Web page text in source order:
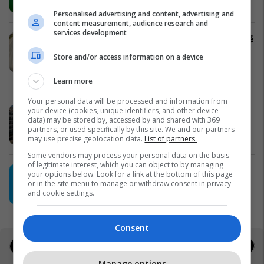
Shtëpi me qira në Dardani – hapësirë
praktike për banim apo biznes
Korriku vjen me ofertë speciale all
inclusive në Fafa
Fafa Resort
"Ku metën akllat?" - Heb’s
paralajmëron diçka të re për verën
Personalised advertising and content, advertising and
content measurement, audience research and
services development
Store and/or access information on a device
Learn more
Your personal data will be processed and information from
your device (cookies, unique identifiers, and other device
data) may be stored by, accessed by and shared with 369
partners, or used specifically by this site. We and our partners
may use precise geolocation data. List of partners.
Some vendors may process your personal data on the basis
of legitimate interest, which you can object to by managing
your options below. Look for a link at the bottom of this page
or in the site menu to manage or withdraw consent in privacy
and cookie settings.
Consent